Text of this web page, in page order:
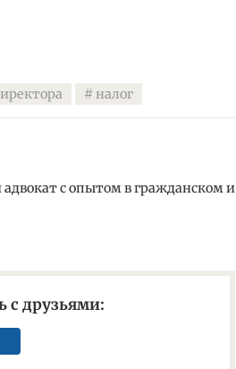
налог
с опытом в гражданском и
с друзьями: